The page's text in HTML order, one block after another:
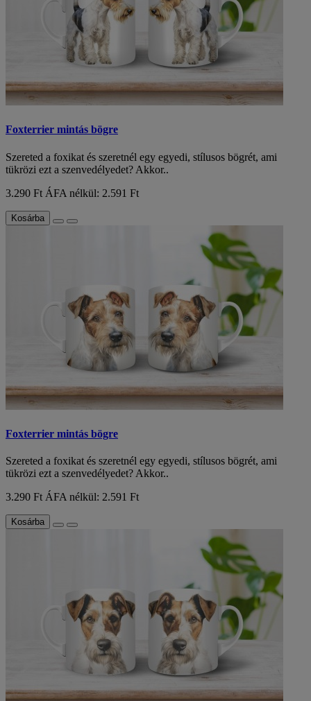
Foxterrier mintás bögre
Szereted a foxikat és szeretnél egy egyedi, stílusos bögrét, ami
tükrözi ezt a szenvedélyedet? Akkor..
3.290 Ft ÁFA nélkül: 2.591 Ft
Kosárba
Foxterrier mintás bögre
Szereted a foxikat és szeretnél egy egyedi, stílusos bögrét, ami
tükrözi ezt a szenvedélyedet? Akkor..
3.290 Ft ÁFA nélkül: 2.591 Ft
Kosárba